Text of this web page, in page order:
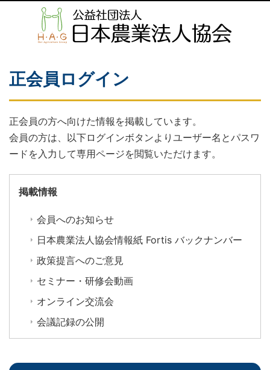
正会員ログイン
正会員の方へ向けた情報を掲載しています。
会員の方は、以下ログインボタンよりユーザー名とパスワ
ードを入力して専用ページを閲覧いただけます。
掲載情報
会員へのお知らせ
日本農業法人協会情報紙 Fortis バックナンバー
政策提言へのご意見
セミナー・研修会動画
オンライン交流会
会議記録の公開